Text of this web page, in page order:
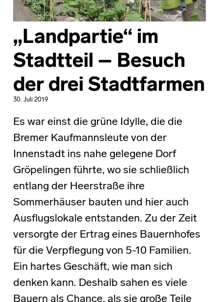
„Landpartie“ im
Stadtteil – Besuch
der drei Stadtfarmen
30. Juli 2019
Es war einst die grüne Idylle, die die
Bremer Kaufmannsleute von der
Innenstadt ins nahe gelegene Dorf
Gröpelingen führte, wo sie schließlich
entlang der Heerstraße ihre
Sommerhäuser bauten und hier auch
Ausflugslokale entstanden. Zu der Zeit
versorgte der Ertrag eines Bauernhofes
für die Verpflegung von 5-10 Familien.
Ein hartes Geschäft, wie man sich
denken kann. Deshalb sahen es viele
Bauern als Chance, als sie große Teile